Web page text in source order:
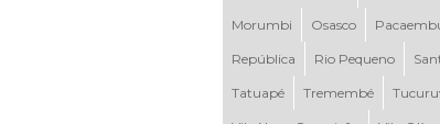
Morumbi Osasco
República Rio Pequeno
Tatuapé Tremembé